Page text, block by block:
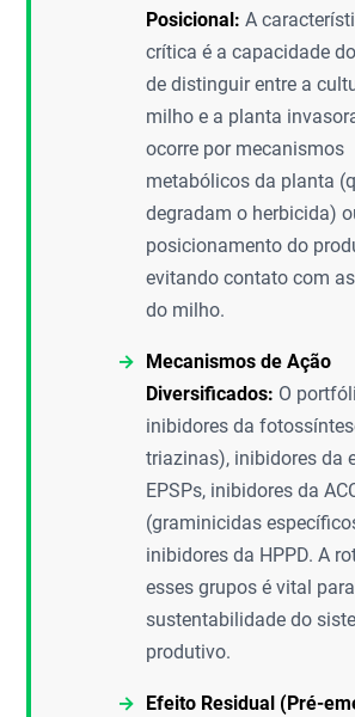
Posicional: A
crítica é a capacidade
de distinguir entre a
milho e a planta
ocorre por mecanismos
metabólicos da planta
degradam o herbicida)
posicionamento do
evitando contato com
do milho.
Mecanismos de Ação
Diversificados: O
inibidores da
triazinas), inibidores da
EPSPs, inibidores da
(graminicidas
inibidores da HPPD. A
esses grupos é vital
sustentabilidade do
produtivo.
Efeito Residual (Pré-